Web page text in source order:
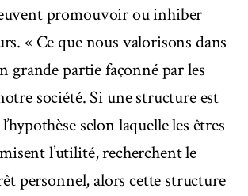
promouvoir ou inhiber
« Ce que nous valorisons dans
grande partie façonné par les
société. Si une structure est
selon laquelle les êtres
l’utilité, recherchent le
personnel, alors cette structure